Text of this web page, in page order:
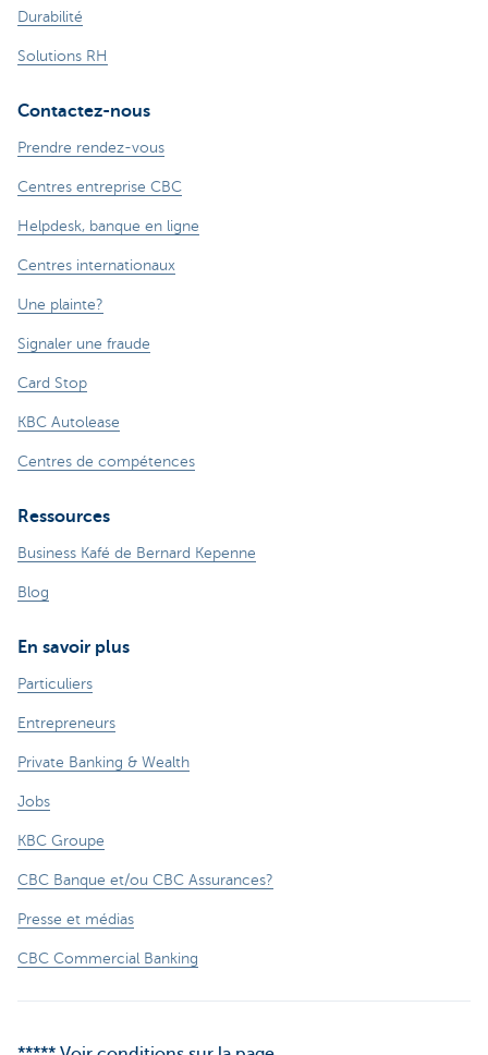
Durabilité
Solutions RH
Contactez-nous
Prendre rendez-vous
Centres entreprise CBC
Helpdesk, banque en ligne
Centres internationaux
Une plainte?
Signaler une fraude
Card Stop
KBC Autolease
Centres de compétences
Ressources
Business Kafé de Bernard Kepenne
Blog
En savoir plus
Particuliers
Entrepreneurs
Private Banking & Wealth
Jobs
KBC Groupe
CBC Banque et/ou CBC Assurances?
Presse et médias
CBC Commercial Banking